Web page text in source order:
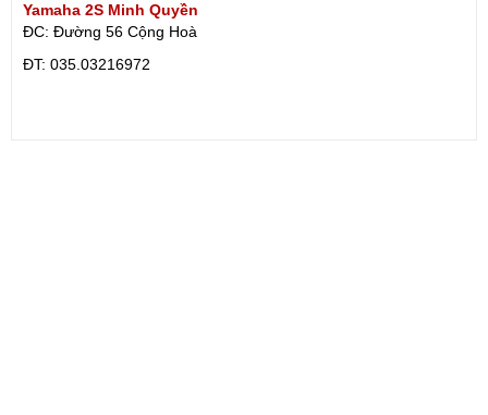
Yamaha 2S Minh Quyền
ĐC: Đường 56 Cộng Hoà
ÐT: 035.03216972